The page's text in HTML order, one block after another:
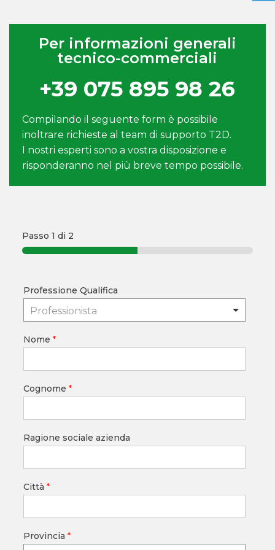
Per informazioni generali
tecnico-commerciali
+39 075 895 98 26
Compilando il seguente form è possibile
inoltrare richieste al team di supporto T2D.
I nostri esperti sono a vostra disposizione e
risponderanno nel più breve tempo possibile.
Passo 1 di 2
Professione Qualifica
Professionista
Nome *
Cognome *
Ragione sociale azienda
Città *
Provincia *